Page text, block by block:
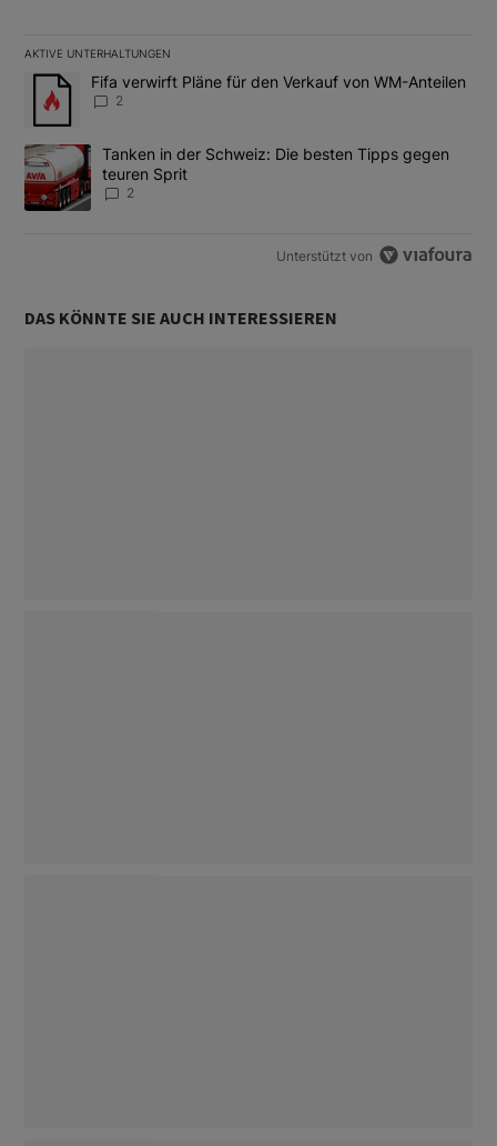
AKTIVE UNTERHALTUNGEN
Das Folgende ist eine Liste der am meisten kommentierten
Ein Trendartikel mit dem Titel "Fifa verwirft Pläne für den
Fifa verwirft Pläne für den Verkauf von WM-Anteilen
2
Ein Trendartikel mit dem Titel "Tanken in der Schweiz: Die
Tanken in der Schweiz: Die besten Tipps gegen
teuren Sprit
2
Unterstützt von
DAS KÖNNTE SIE AUCH INTERESSIEREN